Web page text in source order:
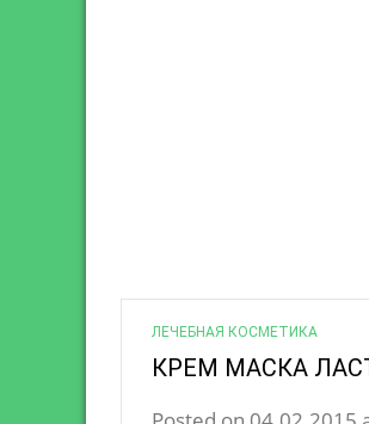
ЛЕЧЕБНАЯ КОСМЕТИКА
КРЕМ МАСКА